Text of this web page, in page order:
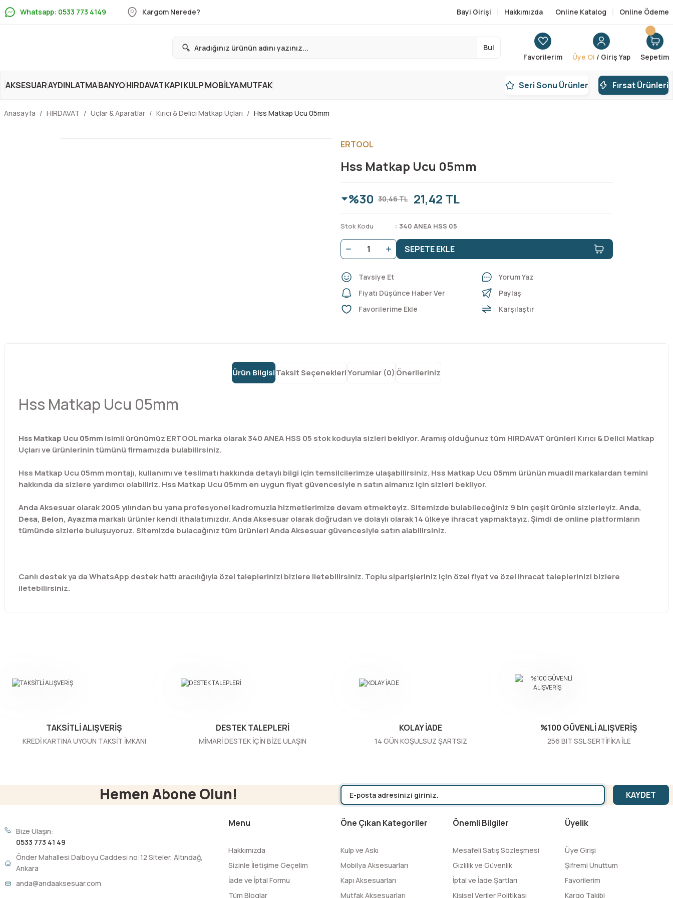
Whatsapp: 0533 773 4149 Kargom Nerede? Bayi Girişi Hakkımızda Online Katalog Online Ödeme
Bul
Favorilerim
Üye Ol / Giriş Yap Sepetim
AKSESUARAYDINLATMABANYOHIRDAVATKAPIKULPMOBİLYAMUTFAK Seri Sonu Ürünler Fırsat Ürünleri
Anasayfa HIRDAVAT Uçlar & Aparatlar Kırıcı & Delici Matkap Uçları Hss Matkap Ucu 05mm
ERTOOL
Hss Matkap Ucu 05mm
%30 30,46 TL 21,42 TL
Stok Kodu 340 ANEA HSS 05
SEPETE EKLE
Tavsiye Et
Yorum Yaz
Fiyatı Düşünce Haber Ver
Paylaş
Karşılaştır
Ürün BilgisiTaksit SeçenekleriYorumlar (0) Önerileriniz
Hss Matkap Ucu 05mm
Hss Matkap Ucu 05mm isimli ürünümüz ERTOOL marka olarak 340 ANEA HSS 05 stok koduyla sizleri bekliyor. Aramış olduğunuz tüm HIRDAVAT ürünleri Kırıcı & Delici Matkap
Uçları ve ürünlerinin tümünü firmamızda bulabilirsiniz.
Hss Matkap Ucu 05mm montajı, kullanımı ve teslimatı hakkında detaylı bilgi için temsilcilerimze ulaşabilirsiniz. Hss Matkap Ucu 05mm ürünün muadil markalardan temini
hakkında da sizlere yardımcı olabiliriz. Hss Matkap Ucu 05mm en uygun fiyat güvencesiyle n satın almanız için sizleri bekliyor.
Anda Aksesuar olarak 2005 yılından bu yana profesyonel kadromuzla hizmetlerimize devam etmekteyiz. Sitemizde bulabileceğiniz 9 bin çeşit ürünle sizlerleyiz.Anda,
Desa, Belon, Ayazma markalı ürünler kendi ithalatımızdır. Anda Aksesuar olarak doğrudan ve dolaylı olarak 14 ülkeye ihracat yapmaktayız. Şimdi de online platformların
tümünde sizlerle buluşuyoruz. Sitemizde bulacağınız tüm ürünleri Anda Aksesuar güvencesiyle satın alabilirsiniz.
Canlı destek ya da WhatsApp destek hattı aracılığıyla özel taleplerinizi bizlere iletebilirsiniz. Toplu siparişleriniz için özel fiyat ve özel ihracat taleplerinizi bizlere
iletebilirsiniz.
Ürün bilgilerinde hatalar bulunuyor.
Gönder
TAKSİTLİ ALIŞVERİŞ
KREDİ KARTINA UYGUN TAKSİT İMKANI
DESTEK TALEPLERİ
MİMARİ DESTEK İÇİN BİZE ULAŞIN
KOLAY İADE
14 GÜN KOŞULSUZ ŞARTSIZ
%100 GÜVENLİ ALIŞVERİŞ
256 BIT SSL SERTİFİKA İLE
Hemen Abone Olun! KAYDET
Bize Ulaşın:
0533 773 41 49
Önder Mahallesi Dalboyu Caddesi no:12 Siteler, Altındağ,
Ankara
anda@andaaksesuar.com
Menu
Hakkımızda
Sizinle İletişime Geçelim
İade ve İptal Formu
Tüm Bloglar
Öne Çıkan Kategoriler
Kulp ve Askı
Mobilya Aksesuarları
Kapı Aksesuarları
Mutfak Aksesuarları
Önemli Bilgiler
Mesafeli Satış Sözleşmesi
Gizlilik ve Güvenlik
İptal ve İade Şartları
Kişisel Veriler Politikası
Üyelik
Üye Girişi
Şifremi Unuttum
Favorilerim
Kargo Takibi